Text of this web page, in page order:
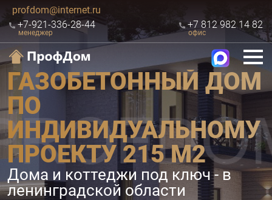
profdom@internet.ru
+7-921-336-28-44
менеджер
+7 812 982 14 82
офис
ГАЗОБЕТОННЫЙ ДОМ
ПО
ИНДИВИДУАЛЬНОМУ
ПРОЕКТУ 215 М2
Дома и коттеджи под ключ - в
ленинградской области